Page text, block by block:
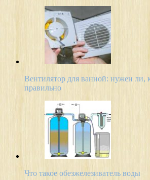
Вентилятор для ванной: нужен ли,
правильно
Что такое обезжелезиватель воды